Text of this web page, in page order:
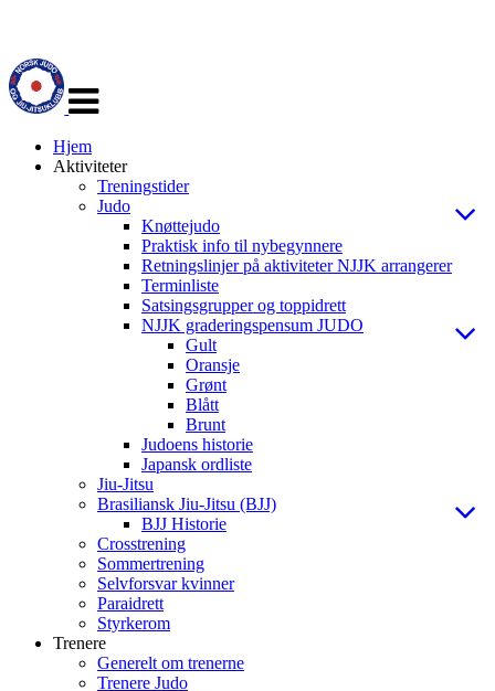
navigasjon
Hjem
Aktiviteter
Treningstider
Judo
Knøttejudo
Praktisk info til nybegynnere
Retningslinjer på aktiviteter NJJK arrangerer
Terminliste
Satsingsgrupper og toppidrett
NJJK graderingspensum JUDO
Gult
Oransje
Grønt
Blått
Brunt
Judoens historie
Japansk ordliste
Jiu-Jitsu
Brasiliansk Jiu-Jitsu (BJJ)
BJJ Historie
Crosstrening
Sommertrening
Selvforsvar kvinner
Paraidrett
Styrkerom
Trenere
Generelt om trenerne
Trenere Judo